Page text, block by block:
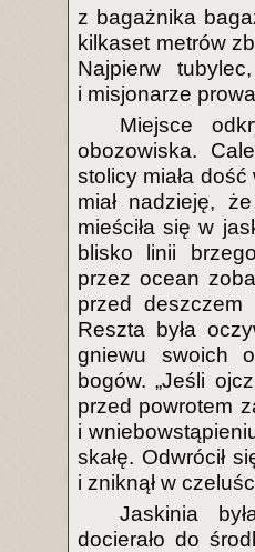
z bagażnika
kilkaset metrów
Najpierw
i misjonarze
Miejsce
obozowiska.
stolicy miała
miał nadzieję,
mieściła się w
blisko linii
przez ocean
przed deszczem
Reszta była
gniewu swoich
bogów. „Jeśli
przed powrotem
i
skałę. Odwrócił
i zniknął w
Jaskinia
docierało do